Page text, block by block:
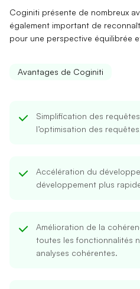
Coginiti présente de nombreux
également important de
pour une perspective équilibrée
Avantages de Coginiti
Simplification des requêtes
l’optimisation des
Accélération du
développement plus
Amélioration de la
toutes les fonctionnalités
analyses cohérentes.